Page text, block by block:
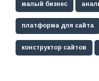
малый бизнес
платформа для сайта
конструктор сайтов